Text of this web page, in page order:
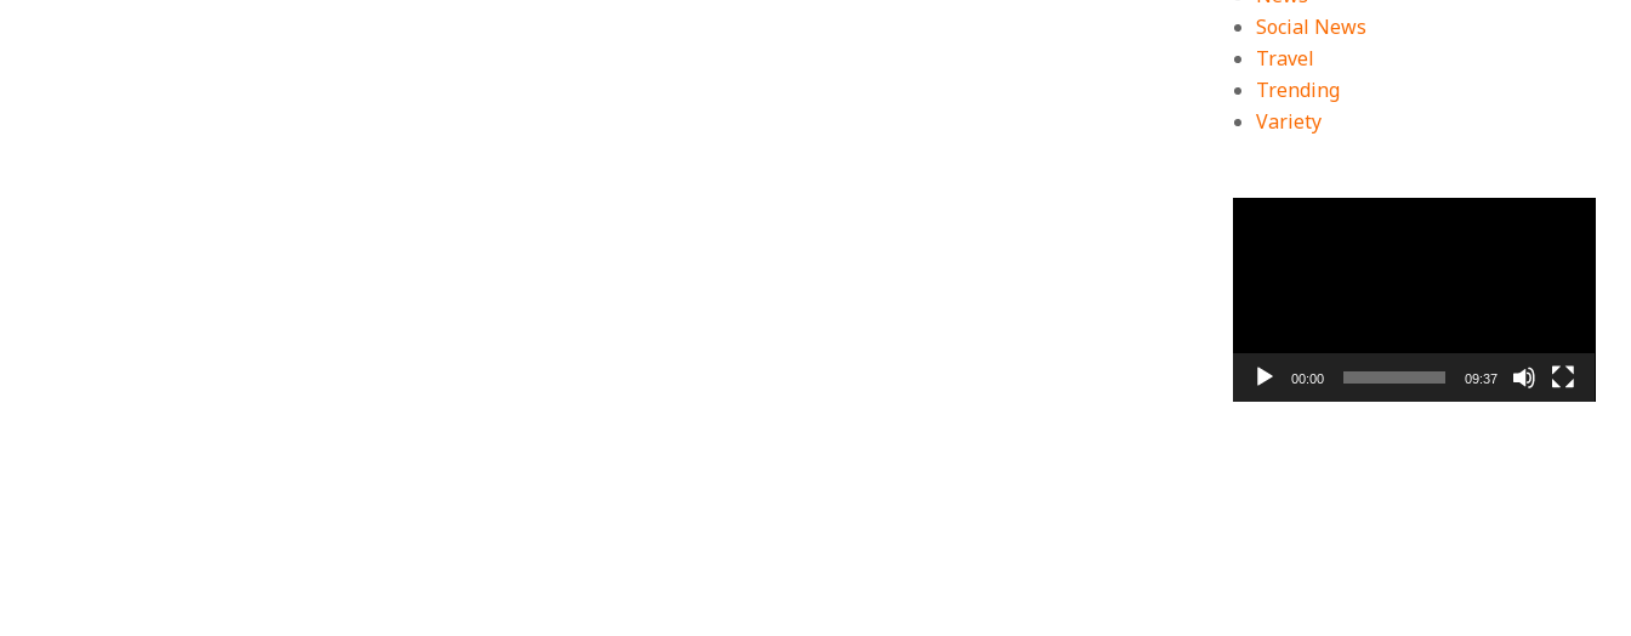
Social News
Travel
Trending
Variety
00:00 09:37